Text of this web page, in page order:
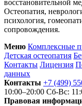
восстановительной
Остеопатия,
психология,
сопровождения.
Меню Комплексные
Детская остеопатия
Контакты Лицензия
данных
Контакты +7 (499)
10:00–20:00 Сб-Вс:
Правовая